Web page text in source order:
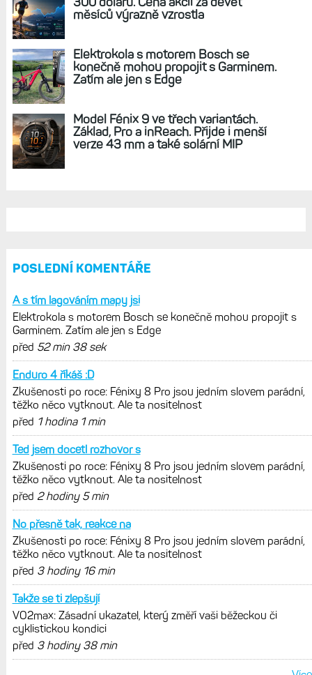
měsíců výrazně vzrostla
Elektrokola s motorem Bosch se
konečně mohou propojit s Garminem.
Zatím ale jen s Edge
Model Fénix 9 ve třech variantách.
Základ, Pro a inReach. Přijde i menší
verze 43 mm a také solární MIP
POSLEDNÍ KOMENTÁŘE
A s tím lagováním mapy jsi
Elektrokola s motorem Bosch se konečně mohou propojit s
Garminem. Zatím ale jen s Edge
před 52 min 38 sek
Enduro 4 říkáš :D
Zkušenosti po roce: Fénixy 8 Pro jsou jedním slovem parádní,
těžko něco vytknout. Ale ta nositelnost
před 1 hodina 1 min
Ted jsem docetl rozhovor s
Zkušenosti po roce: Fénixy 8 Pro jsou jedním slovem parádní,
těžko něco vytknout. Ale ta nositelnost
před 2 hodiny 5 min
No přesně tak, reakce na
Zkušenosti po roce: Fénixy 8 Pro jsou jedním slovem parádní,
těžko něco vytknout. Ale ta nositelnost
před 3 hodiny 16 min
Takže se ti zlepšují
VO2max: Zásadní ukazatel, který změří vaši běžeckou či
cyklistickou kondici
před 3 hodiny 38 min